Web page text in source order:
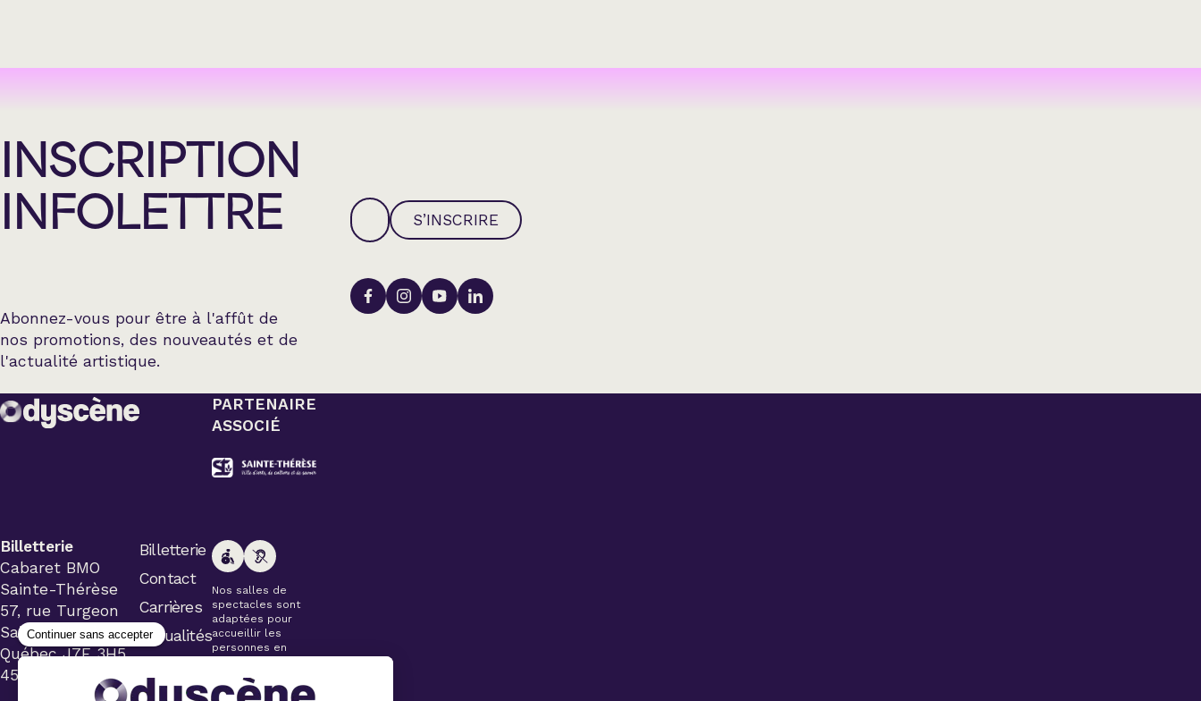
INSCRIPTION
INFOLETTRE
Abonnez-vous pour être à l'affût de
nos promotions, des nouveautés et de
l'actualité artistique.
S’INSCRIRE
Billetterie
Cabaret BMO
Sainte-Thérèse
57, rue Turgeon
Sainte-Thérèse
Québec J7E 3H5
450 434-4006
Billetterie
Contact
Carrières
Actualités
PARTENAIRE
ASSOCIÉ
Nos salles de
spectacles sont
adaptées pour
accueillir les
personnes en
Veuillez
simplement aviser